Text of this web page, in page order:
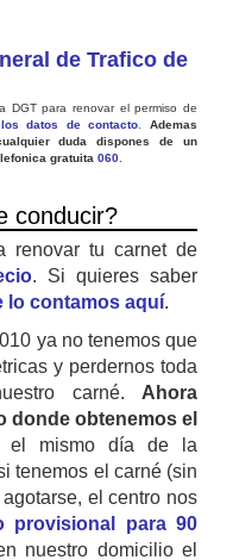
de Trafico de
DGT para renovar el permiso de
datos de contacto .Ademas
duda dispones de un
gratuita 060
conducir?
renovar tu carnet de
. Si quieres saber
lo contamos aquí.
ya no tenemos que
y perdernos toda
carné. Ahora
donde obtenemos el
el mismo día de la
tenemos el carné (sin
el centro nos
provisional para 90
nuestro domicilio el